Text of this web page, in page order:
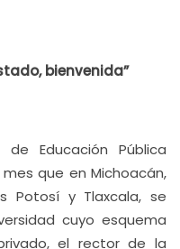
bienvenida”
Educación Pública
que en Michoacán,
Potosí y Tlaxcala, se
cuyo esquema
el rector de la